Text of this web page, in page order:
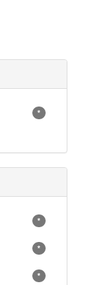
*
*
*
*